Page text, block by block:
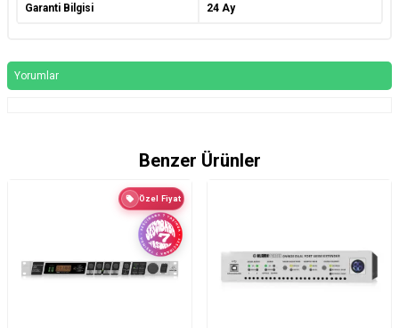
Garanti Bilgisi 24 Ay
Yorumlar
Benzer Ürünler
Özel Fiyat